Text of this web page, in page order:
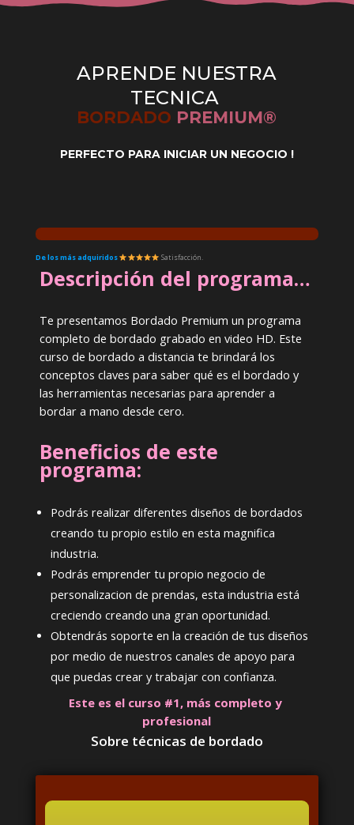
APRENDE NUESTRA
TECNICA
BORDADO PREMIUM®
PERFECTO PARA INICIAR UN NEGOCIO !
De los más adquiridos Satisfacción.
Descripción del programa…
Te presentamos Bordado Premium un programa
completo de bordado grabado en video HD. Este
curso de bordado a distancia te brindará los
conceptos claves para saber qué es el bordado y
las herramientas necesarias para aprender a
bordar a mano desde cero.
Beneficios de este
programa:
Podrás realizar diferentes diseños de bordados
creando tu propio estilo en esta magnifica
industria.
Podrás emprender tu propio negocio de
personalizacion de prendas, esta industria está
creciendo creando una gran oportunidad.
Obtendrás soporte en la creación de tus diseños
por medio de nuestros canales de apoyo para
que puedas crear y trabajar con confianza.
Este es el curso #1, más completo y
profesional
Sobre técnicas de bordado